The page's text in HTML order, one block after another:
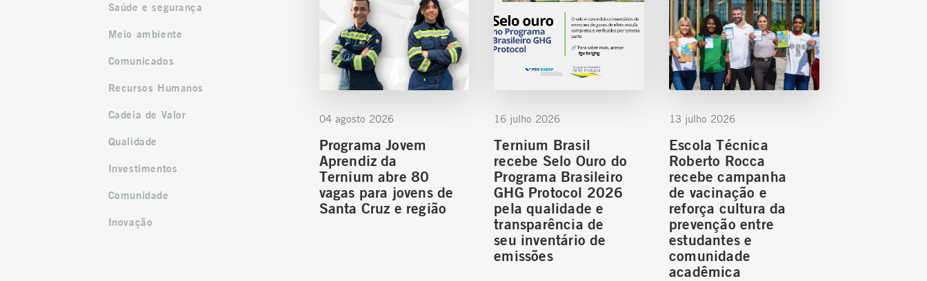
Saúde e segurança
Meio ambiente
Comunicados
Recursos Humanos
Cadeia de Valor
Qualidade
Investimentos
Comunidade
Inovação
04 agosto 2026
Programa Jovem
Aprendiz da
Ternium abre 80
vagas para jovens de
Santa Cruz e região
16 julho 2026
Ternium Brasil
recebe Selo Ouro do
Programa Brasileiro
GHG Protocol 2026
pela qualidade e
transparência de
seu inventário de
emissões
13 julho 2026
Escola Técnica
Roberto Rocca
recebe campanha
de vacinação e
reforça cultura da
prevenção entre
estudantes e
comunidade
acadêmica